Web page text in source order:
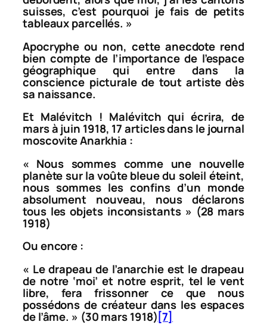
suisses, c’est pourquoi je fais de petits
tableaux parcellés. »
Apocryphe ou non, cette anecdote rend
bien compte de l’importance de l’espace
géographique qui entre dans la
conscience picturale de tout artiste dès
sa naissance.
Et Malévitch ! Malévitch qui écrira, de
mars à juin 1918, 17 articles dans le journal
moscoviteAnarkhia :
« Nous sommes comme une nouvelle
planète sur la voûte bleue du soleil éteint,
nous sommes les confins d’un monde
absolument nouveau, nous déclarons
tous les objets inconsistants » (28 mars
1918)
Ou encore :
« Le drapeau de l’anarchie est le drapeau
de notre ‘moi’ et notre esprit, tel le vent
libre, fera frissonner ce que nous
possédons de créateur dans les espaces
de l’âme. » (30 mars 1918)[7]